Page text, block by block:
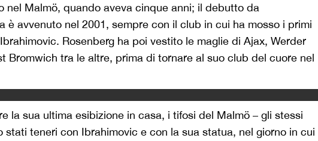
nel Malmö, quando aveva cinque anni; il debutto da
è avvenuto nel 2001, sempre con il club in cui ha mosso i primi
Rosenberg ha poi vestito le maglie di Ajax, Werder
Bromwich tra le altre, prima di tornare al suo club del cuore nel
la sua ultima esibizione in casa, i tifosi del Malmö – gli stessi
stati teneri con Ibrahimovic e con la sua statua, nel giorno in cui